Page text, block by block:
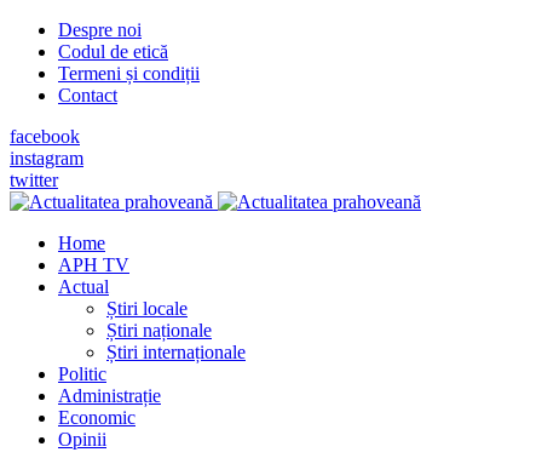
Despre noi
Codul de etică
Termeni și condiții
Contact
facebook
instagram
twitter
Home
APH TV
Actual
Știri locale
Știri naționale
Știri internaționale
Politic
Administrație
Economic
Opinii